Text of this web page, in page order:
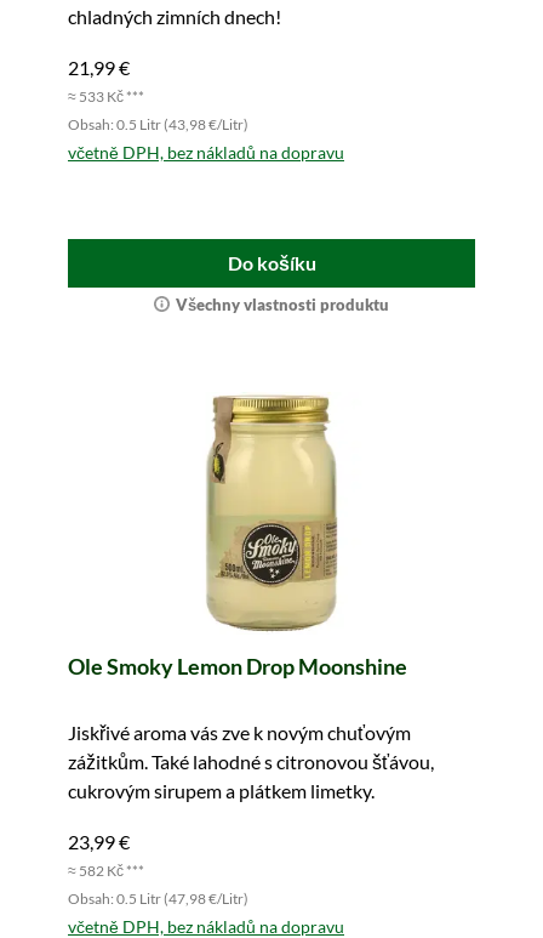
chladných zimních dnech!
21,99 €
≈ 533 Kč ***
Obsah: 0.5 Litr (43,98 €/Litr)
včetně DPH, bez nákladů na dopravu
Do košíku
Všechny vlastnosti produktu
Ole Smoky Lemon Drop Moonshine
Jiskřivé aroma vás zve k novým chuťovým
zážitkům. Také lahodné s citronovou šťávou,
cukrovým sirupem a plátkem limetky.
23,99 €
≈ 582 Kč ***
Obsah: 0.5 Litr (47,98 €/Litr)
včetně DPH, bez nákladů na dopravu